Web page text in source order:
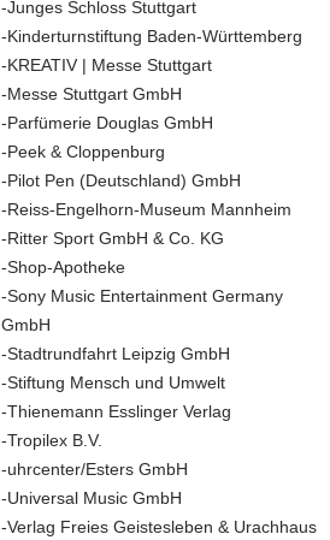
-Junges Schloss Stuttgart
-Kinderturnstiftung Baden-Württemberg
-KREATIV | Messe Stuttgart
-Messe Stuttgart GmbH
-Parfümerie Douglas GmbH
-Peek & Cloppenburg
-Pilot Pen (Deutschland) GmbH
-Reiss-Engelhorn-Museum Mannheim
-Ritter Sport GmbH & Co. KG
-Shop-Apotheke
-Sony Music Entertainment Germany
GmbH
-Stadtrundfahrt Leipzig GmbH
-Stiftung Mensch und Umwelt
-Thienemann Esslinger Verlag
-Tropilex B.V.
-uhrcenter/Esters GmbH
-Universal Music GmbH
-Verlag Freies Geistesleben & Urachhaus